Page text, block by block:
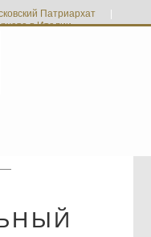
Патриархат
в Италии